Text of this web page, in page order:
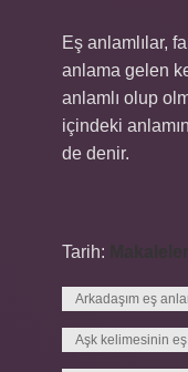
Eş anlamlılar,
anlama gelen
anlamlı olup
içindeki
de denir.
Tarih:
Arkadaşım eş
Aşk kelimesinin eş